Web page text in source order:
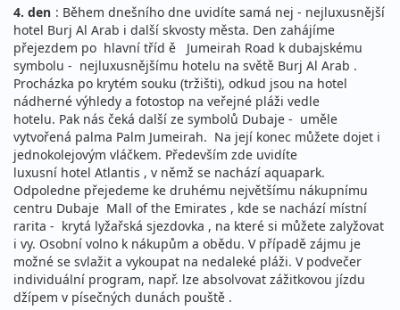
4. den : Během dnešního dne uvidíte samá nej - nejluxusnější
hotel Burj Al Arab i další skvosty města. Den zahájíme
přejezdem po hlavní tříd ě Jumeirah Road k dubajskému
symbolu - nejluxusnějšímu hotelu na světě Burj Al Arab .
Procházka po krytém souku (tržišti), odkud jsou na hotel
nádherné výhledy a fotostop na veřejné pláži vedle
hotelu. Pak nás čeká další ze symbolů Dubaje - uměle
vytvořená palma Palm Jumeirah. Na její konec můžete dojet i
jednokolejovým vláčkem. Především zde uvidíte
luxusní hotel Atlantis , v němž se nachází aquapark.
Odpoledne přejedeme ke druhému největšímu nákupnímu
centru Dubaje Mall of the Emirates , kde se nachází místní
rarita - krytá lyžařská sjezdovka , na které si můžete zalyžovat
i vy. Osobní volno k nákupům a obědu. V případě zájmu je
možné se svlažit a vykoupat na nedaleké pláži. V podvečer
individuální program, např. lze absolvovat zážitkovou jízdu
džípem v písečných dunách pouště .